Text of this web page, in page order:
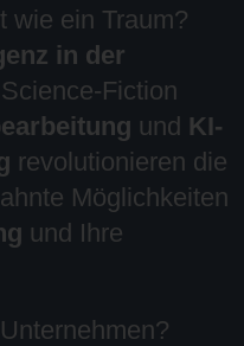
wie ein Traum?
in der
Fiction
und KI-
revolutionieren die
Möglichkeiten
und Ihre